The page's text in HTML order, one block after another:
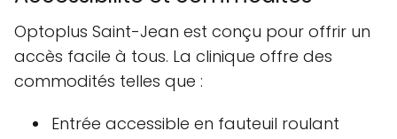
Optoplus Saint-Jean est conçu pour offrir un
accès facile à tous. La clinique offre des
commodités telles que :
Entrée accessible en fauteuil roulant